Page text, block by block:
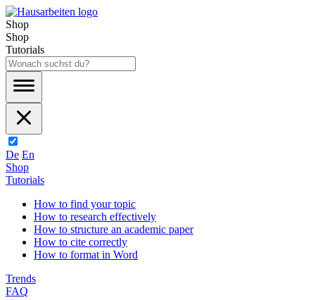
Shop
Shop
Tutorials
De En
Shop
Tutorials
How to find your topic
How to research effectively
How to structure an academic paper
How to cite correctly
How to format in Word
Trends
FAQ